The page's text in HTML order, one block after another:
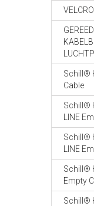
Schill®
Cable
Schill®
LINE
Schill®
LINE
Schill®
Empty
Schill®